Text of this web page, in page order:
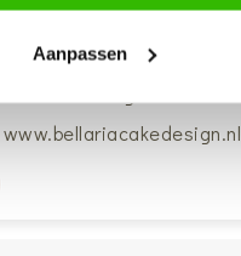
Aanpassen
www.bellariacakedesign.nl